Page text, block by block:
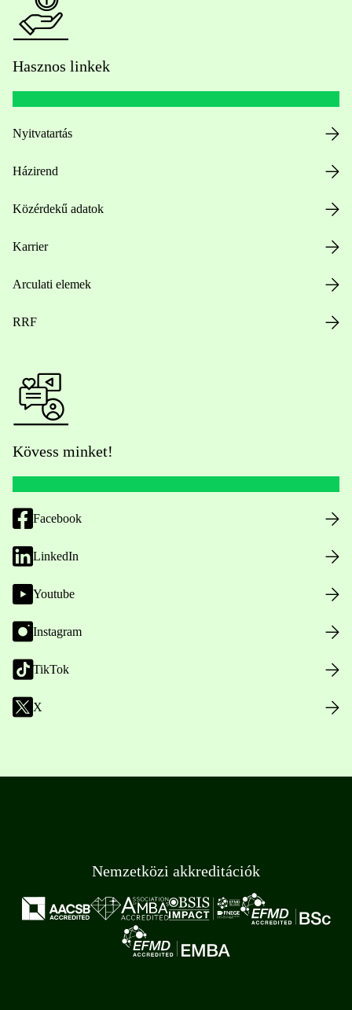
Hasznos linkek
Nyitvatartás
Házirend
Közérdekű adatok
Karrier
Arculati elemek
RRF
Kövess minket!
Facebook
LinkedIn
Youtube
Instagram
TikTok
X
Nemzetközi akkreditációk